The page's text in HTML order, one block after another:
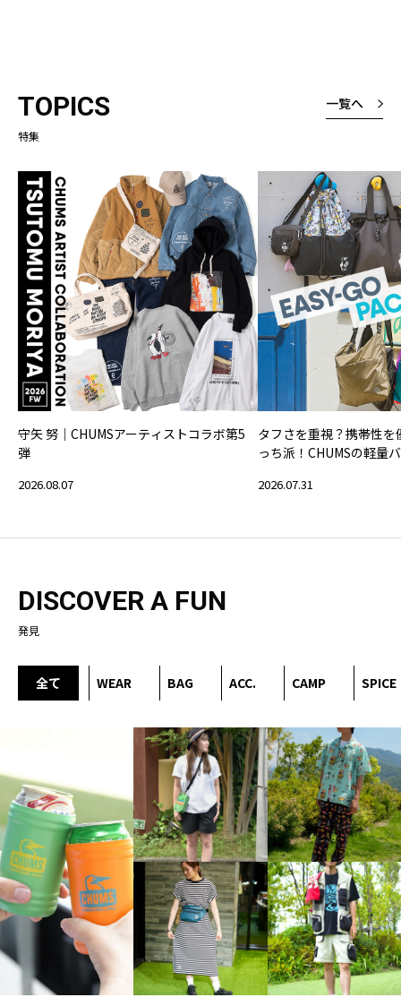
TOPICS
特集
一覧へ
守矢 努｜CHUMSアーティストコラボ第5
弾
2026.08.07
タフさを重視？携帯性
っち派！CHUMSの軽量
2026.07.31
DISCOVER A FUN
発見
全て WEAR BAG ACC. CAMP SPICE